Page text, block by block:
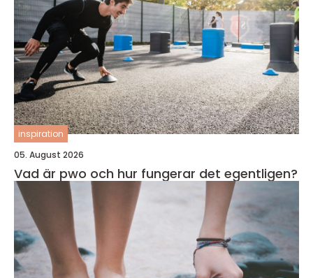
inspiration
05. August 2026
Vad är pwo och hur fungerar det egentligen?